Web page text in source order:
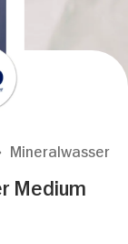
Mineralwasser
Medium